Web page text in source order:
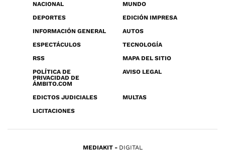
NACIONAL
MUNDO
DEPORTES
EDICIÓN IMPRESA
INFORMACIÓN GENERAL
AUTOS
ESPECTÁCULOS
TECNOLOGÍA
RSS
MAPA DEL SITIO
POLÍTICA DE
PRIVACIDAD DE
ÁMBITO.COM
AVISO LEGAL
EDICTOS JUDICIALES
MULTAS
LICITACIONES
MEDIAKIT DIGITAL